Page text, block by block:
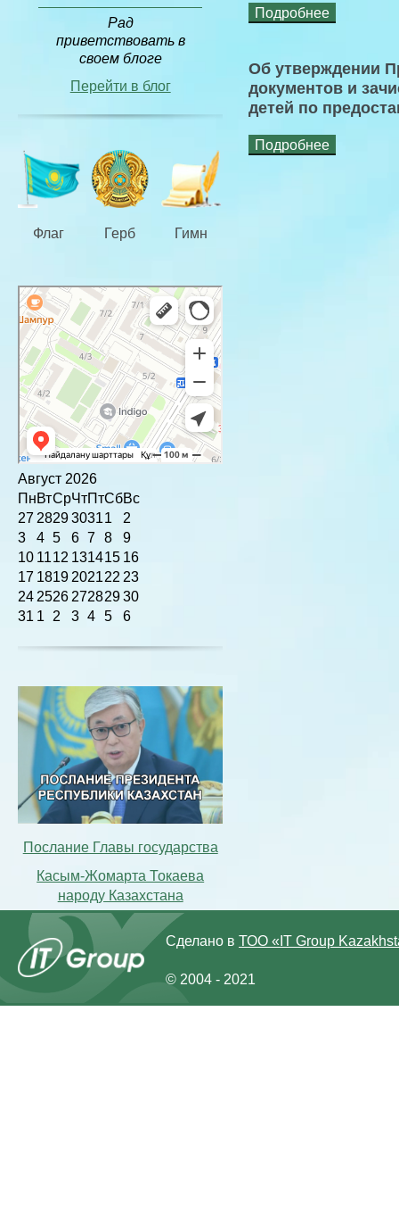
Рад
приветствовать в
своем блоге
Перейти в блог
Флаг Герб Гимн
Август 2026
ПнВтСрЧтПтСбВс
27 282930311
2
3
4 5 6 7 8
9
10 1112 131415 16
17 1819 202122 23
24 2526 27282930
31 1 2 3 4 5 6
Послание Главы государства
Касым-Жомарта Токаева
народу Казахстана
Подробнее
Об утверждении
документов и
детей по
Подробнее
Сделано в ТОО «IT Group
© 2004 - 2021